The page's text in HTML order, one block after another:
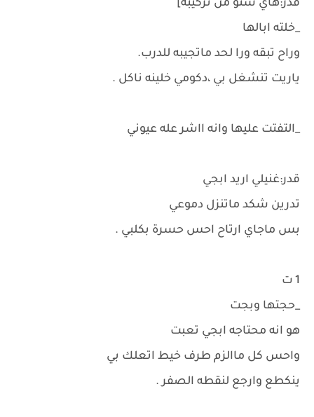
قدر:هاي شنو من تركيبه]
_خلته ابالها
وراح تبقه ورا لحد ماتجيبه للدرب.
ياريت تنشغل بي ،دكومي خلينه ناكل .
_التفتت عليها وانه ااشر عله عيوني
قدر:غنيلي اريد ابجي
تدرين شكد ماتنزل دموعي
بس ماجاي ارتاح احس حسرة بكلبي .
1 ت
_حجتها وبجت
هو انه محتاجه ابجي تعبت
واحس كل ماالزم طرف خيط اتعلك بي
ينكطع وارجع لنقطه الصفر .